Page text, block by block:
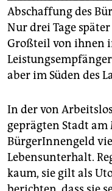
Abschaffung des
Nur drei Tage
Großteil von ihnen
aber im Süden des
In der von
geprägten Stadt
BürgerInnengeld
Lebensunterhalt.
kaum, sie gilt als